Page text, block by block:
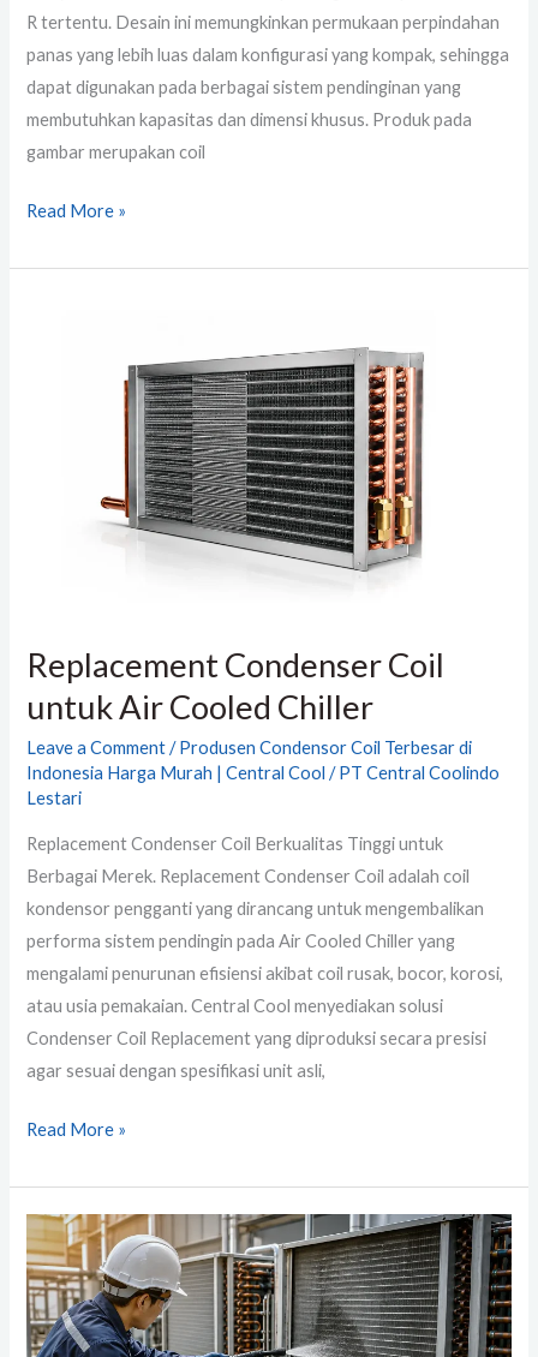
R tertentu. Desain ini memungkinkan permukaan perpindahan
panas yang lebih luas dalam konfigurasi yang kompak, sehingga
dapat digunakan pada berbagai sistem pendinginan yang
membutuhkan kapasitas dan dimensi khusus. Produk pada
gambar merupakan coil
Read More »
Replacement Condenser Coil
untuk Air Cooled Chiller
Leave a Comment /Produsen Condensor Coil Terbesar di
Indonesia Harga Murah | Central Cool /PT Central Coolindo
Lestari
Replacement Condenser Coil Berkualitas Tinggi untuk
Berbagai Merek. Replacement Condenser Coil adalah coil
kondensor pengganti yang dirancang untuk mengembalikan
performa sistem pendingin pada Air Cooled Chiller yang
mengalami penurunan efisiensi akibat coil rusak, bocor, korosi,
atau usia pemakaian. Central Cool menyediakan solusi
Condenser Coil Replacement yang diproduksi secara presisi
agar sesuai dengan spesifikasi unit asli,
Read More »
Coil
Condenser
dan
Evaporator